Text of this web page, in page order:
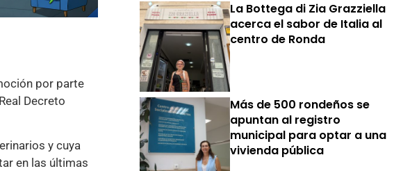
por parte
Decreto
y cuya
en las últimas
La Bottega di Zia Grazziella
acerca el sabor de Italia al
centro de Ronda
Más de 500 rondeños se
apuntan al registro
municipal para optar a una
vivienda pública